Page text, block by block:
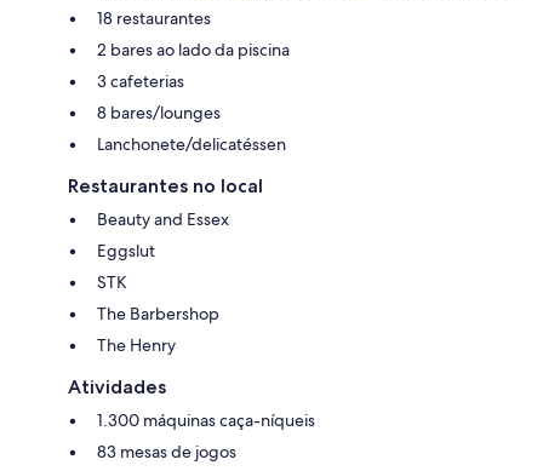
18 restaurantes
2 bares ao lado da piscina
3 cafeterias
8 bares/lounges
Lanchonete/delicatéssen
Restaurantes no local
Beauty and Essex
Eggslut
STK
The Barbershop
The Henry
Atividades
1.300 máquinas caça-níqueis
83 mesas de jogos